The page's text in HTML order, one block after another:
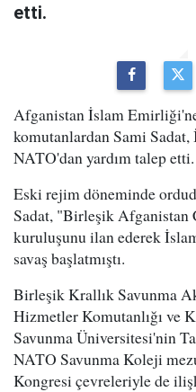
etti.
Afganistan İslam
komutanlardan Sami
NATO'dan yardım talep etti.
Eski rejim döneminde
Sadat, "Birleşik
kuruluşunu ilan ederek
savaş başlatmıştı.
Birleşik Krallık Savunma
Hizmetler Komutanlığı ve
Savunma Üniversitesi'nin
NATO Savunma Koleji
Kongresi çevreleriyle de